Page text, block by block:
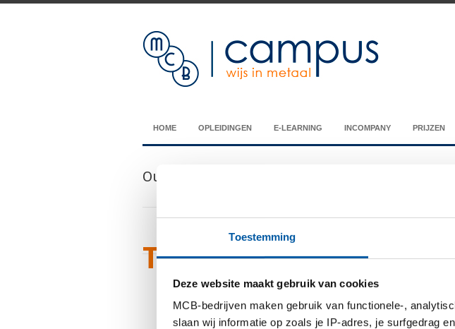
Toestemming
Deze website maakt gebruik van cookies
MCB-bedrijven maken gebruik van functionele-,
slaan wij informatie op zoals je IP-adres, je surfgedrag
HOME OPLEIDINGEN E-LEARNING INCOMPANY PRIJZEN
Our Blog
Tags Archives
You are currently viewing all posts tagged with